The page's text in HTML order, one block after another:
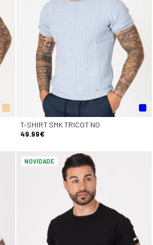
T-SHIRT SMK TRICOT NO
49.99€
NOVIDADE